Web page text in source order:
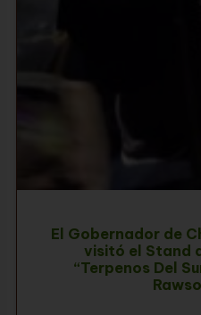
El Gobernador de
visitó el Stand
“Terpenos Del